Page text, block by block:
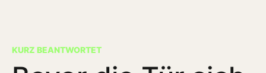
KURZ BEANTWORTET